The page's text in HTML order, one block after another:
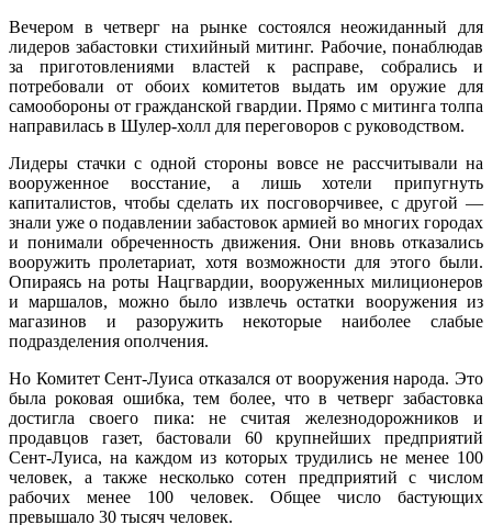
Вечером в четверг на рынке состоялся неожиданный для
лидеров забастовки стихийный митинг. Рабочие, понаблюдав
за приготовлениями властей к расправе, собрались и
потребовали от обоих комитетов выдать им оружие для
самообороны от гражданской гвардии. Прямо с митинга толпа
направилась в Шулер-холл для переговоров с руководством.
Лидеры стачки с одной стороны вовсе не рассчитывали на
вооруженное восстание, а лишь хотели припугнуть
капиталистов, чтобы сделать их посговорчивее, с другой —
знали уже о подавлении забастовок армией во многих городах
и понимали обреченность движения. Они вновь отказались
вооружить пролетариат, хотя возможности для этого были.
Опираясь на роты Нацгвардии, вооруженных милиционеров
и маршалов, можно было извлечь остатки вооружения из
магазинов и разоружить некоторые наиболее слабые
подразделения ополчения.
Но Комитет Сент-Луиса отказался от вооружения народа. Это
была роковая ошибка, тем более, что в четверг забастовка
достигла своего пика: не считая железнодорожников и
продавцов газет, бастовали 60 крупнейших предприятий
Сент-Луиса, на каждом из которых трудились не менее 100
человек, а также несколько сотен предприятий с числом
рабочих менее 100 человек. Общее число бастующих
превышало 30 тысяч человек.